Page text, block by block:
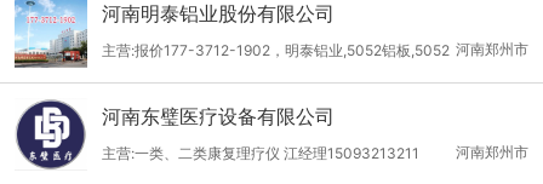
效分析（腐蚀失效，断裂失效，变形失效，磨损失效），
容器，结构件，电控柜，锅炉，阀门，电梯等；包括符合ISO 1561
3/15614/14555/14554/9606/14732，AWS D1.1/1.6，ASME IX的
河南明泰铝业股份有限公司
河南郑州市
主营:报价177-3712-1902，明泰铝业,5052铝板,5052
A铝板,5052B铝板,6061铝板,5083铝板,3004铝板,8011铝箔,1060
铝板,3003铝板,5754铝板,5182铝板,3004铝箔
河南东璧医疗设备有限公司
河南郑州市
主营:一类、二类康复理疗仪 江经理15093213211